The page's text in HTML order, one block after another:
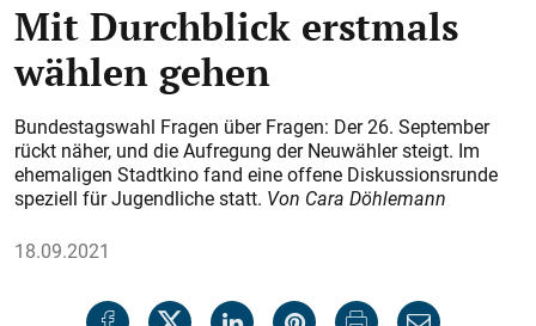
Mit Durchblick erstmals
wählen gehen
Bundestagswahl Fragen über Fragen: Der 26. September
rückt näher, und die Aufregung der Neuwähler steigt. Im
ehemaligen Stadtkino fand eine offene Diskussionsrunde
speziell für Jugendliche statt. Von Cara Döhlemann
18.09.2021